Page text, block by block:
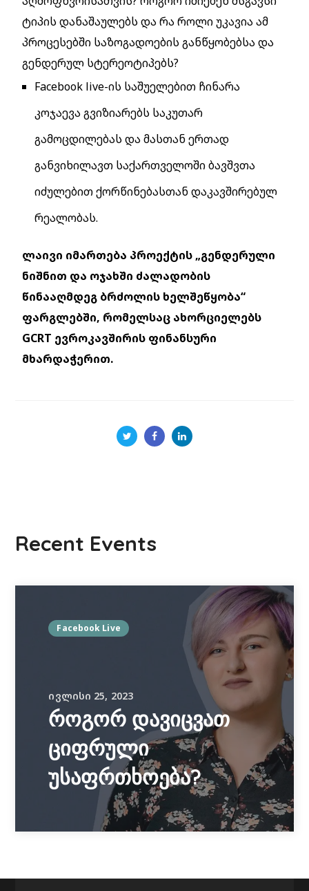
ტიპის დანაშაულებს და რა როლი უკავია ამ
პროცესებში საზოგადოების განწყობებსა და
გენდერულ სტერეოტიპებს?
Facebook live-ის საშუელებით ჩინარა
კოჯაევა გვიზიარებს საკუთარ
გამოცდილებას და მასთან ერთად
განვიხილავთ საქართველოში ბავშვთა
იძულებით ქორწინებასთან დაკავშირებულ
რეალობას.
ლაივი იმართება პროექტის „გენდერული
ნიშნით და ოჯახში ძალადობის
წინააღმდეგ ბრძოლის ხელშეწყობა“
ფარგლებში, რომელსაც ახორციელებს
GCRT ევროკავშირის ფინანსური
მხარდაჭერით.
Recent Events
Facebook Live
ᲘᲕᲚᲘᲡᲘ 25, 2023
როგორ დავიცვათ
ციფრული
უსაფრთხოება?